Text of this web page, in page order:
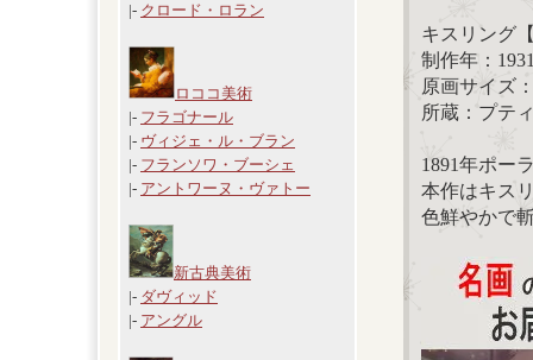
|- クロード・ロラン
ロココ美術
|- フラゴナール
|- ヴィジェ・ル・ブラン
|- フランソワ・ブーシェ
|- アントワーヌ・ヴァトー
新古典美術
|- ダヴィッド
|- アングル
キスリング
制作年：
原画サイズ
所蔵：プテ
1891年ポー
本作はキス
色鮮やかで